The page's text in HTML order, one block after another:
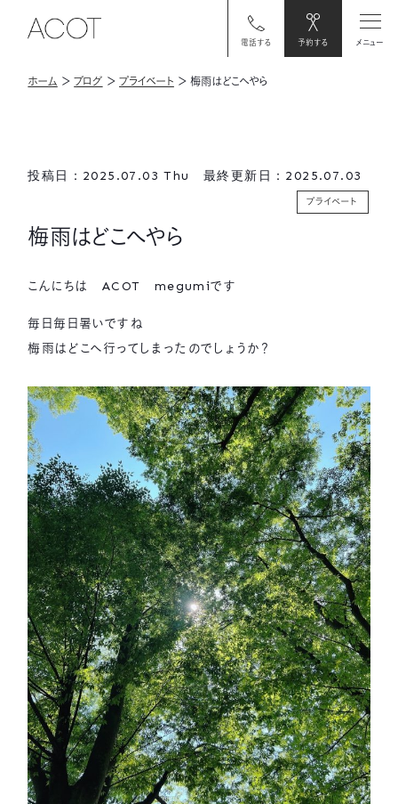
電話する 予約する メニュー
ホーム ＞ブログ ＞プライベート ＞梅雨はどこへやら
投稿日：2025.07.03 Thu 最終更新日：2025.07.03
プライベート
梅雨はどこへやら
こんにちは ACOT megumiです
毎日毎日暑いですね
梅雨はどこへ行ってしまったのでしょうか？